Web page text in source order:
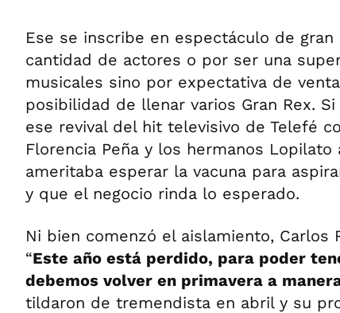
Ese se inscribe en espectáculo de
cantidad de actores o por ser una
musicales sino por expectativa de
posibilidad de llenar varios Gran Rex.
ese revival del hit televisivo de Telefé
Florencia Peña y los hermanos Lopilato
ameritaba esperar la vacuna para
y que el negocio rinda lo esperado.
Ni bien comenzó el aislamiento, Carlos
“Este año está perdido, para poder
debemos volver en primavera a
tildaron de tremendista en abril y su